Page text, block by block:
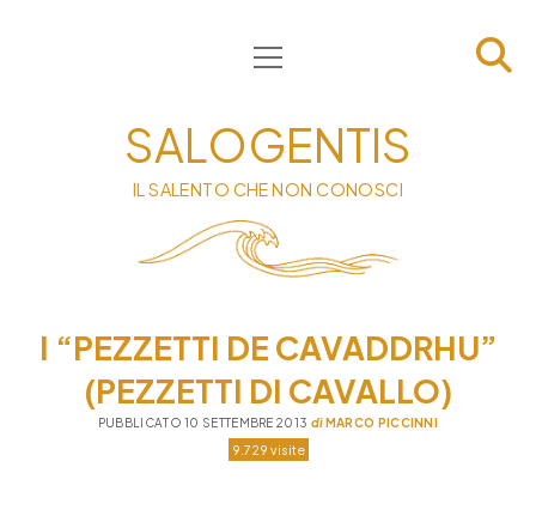
HOME
INFORMATIVA
CONTATTI
PRIVACY & COOKIE POLICY
apri
menu
SALOGENTIS
IL SALENTO CHE NON CONOSCI
I “PEZZETTI DE CAVADDRHU”
(PEZZETTI DI CAVALLO)
PUBBLICATO 10 SETTEMBRE 2013 diMARCO PICCINNI
9.729 visite